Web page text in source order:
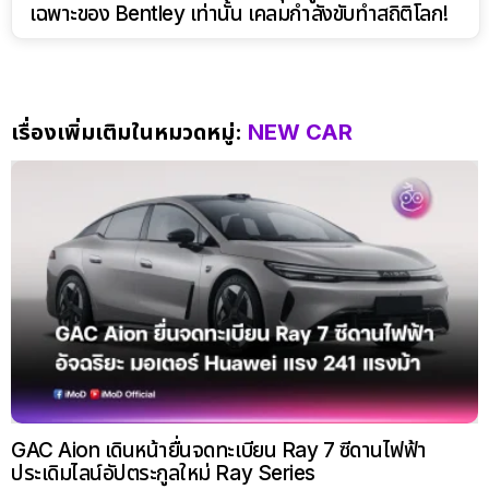
เฉพาะของ Bentley เท่านั้น เคลมกำลังขับทำสถิติโลก!
เรื่องเพิ่มเติมในหมวดหมู่: NEW CAR
GAC Aion เดินหน้ายื่นจดทะเบียน Ray 7 ซีดานไฟฟ้า
ประเดิมไลน์อัปตระกูลใหม่ Ray Series